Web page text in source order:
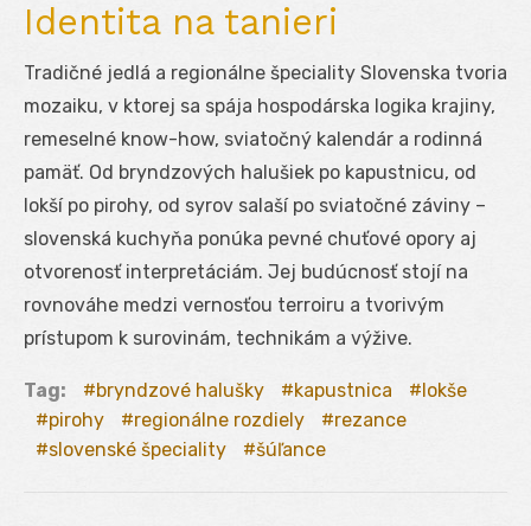
Identita na tanieri
Tradičné jedlá a regionálne špeciality Slovenska tvoria
mozaiku, v ktorej sa spája hospodárska logika krajiny,
remeselné know-how, sviatočný kalendár a rodinná
pamäť. Od bryndzových halušiek po kapustnicu, od
lokší po pirohy, od syrov salaší po sviatočné záviny –
slovenská kuchyňa ponúka pevné chuťové opory aj
otvorenosť interpretáciám. Jej budúcnosť stojí na
rovnováhe medzi vernosťou terroiru a tvorivým
prístupom k surovinám, technikám a výžive.
Tag: bryndzové halušky kapustnica
lokše
pirohy
regionálne rozdiely
rezance
slovenské špeciality
šúľance